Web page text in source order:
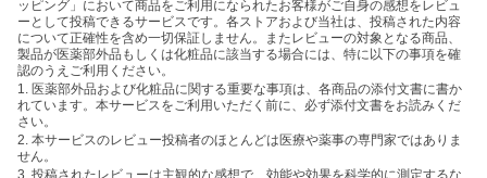
ッピング」において商品をご利用になられたお客様がご自身の感想をレビュ
ーとして投稿できるサービスです。各ストアおよび当社は、投稿された内容
について正確性を含め一切保証しません。またレビューの対象となる商品、
製品が医薬部外品もしくは化粧品に該当する場合には、特に以下の事項を確
認のうえご利用ください。
1. 医薬部外品および化粧品に関する重要な事項は、各商品の添付文書に書か
れています。本サービスをご利用いただく前に、必ず添付文書をお読みくだ
さい。
2. 本サービスのレビュー投稿者のほとんどは医療や薬事の専門家ではありま
せん。
3. 投稿されたレビューは主観的な感想で、効能や効果を科学的に測定するな